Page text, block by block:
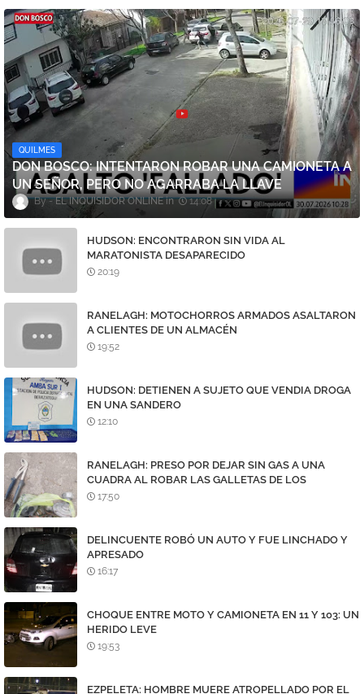
QUILMES
DON BOSCO: INTENTARON ROBAR UNA CAMIONETA A
UN SEÑOR, PERO NO AGARRABA LA LLAVE
EL INQUISIDOR ONLINE 14:08
HUDSON: ENCONTRARON SIN VIDA AL
MARATONISTA DESAPARECIDO
20:19
RANELAGH: MOTOCHORROS ARMADOS ASALTARON
A CLIENTES DE UN ALMACÉN
19:52
HUDSON: DETIENEN A SUJETO QUE VENDIA DROGA
EN UNA SANDERO
12:10
RANELAGH: PRESO POR DEJAR SIN GAS A UNA
CUADRA AL ROBAR LAS GALLETAS DE LOS
MEDIDORES
17:50
DELINCUENTE ROBÓ UN AUTO Y FUE LINCHADO Y
APRESADO
16:17
CHOQUE ENTRE MOTO Y CAMIONETA EN 11 Y 103: UN
HERIDO LEVE
19:53
EZPELETA: HOMBRE MUERE ATROPELLADO POR EL